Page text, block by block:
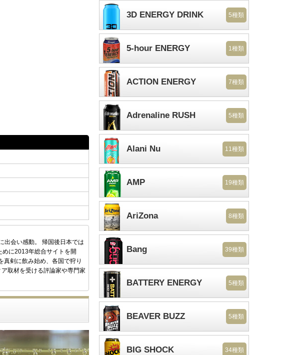
出会い感動。 帰国後日本では
めに2013年総合サイトを開
真剣に飲み始め、各国で狩り
取材を受ける評論家や専門家
3D ENERGY DRINK 5種類
5-hour ENERGY 1種類
ACTION ENERGY 7種類
Adrenaline RUSH 5種類
Alani Nu 11種類
AMP 19種類
AriZona 8種類
Bang 39種類
BATTERY ENERGY 5種類
BEAVER BUZZ 5種類
BIG SHOCK 34種類